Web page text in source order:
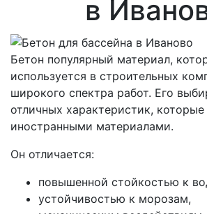
в
Бетон популярный материал,
используется в строительных
широкого спектра работ. Его
отличных характеристик,
иностранными материалами.
Он отличается:
повышенной стойкостью к
устойчивостью к морозам,